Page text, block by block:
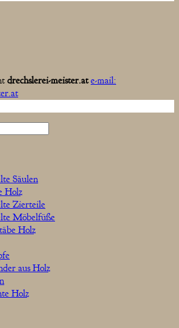
drechslerei-meister.at e-mail:
Säulen
Holz
Zierteile
Möbelfüße
Holz
aus Holz
Holz